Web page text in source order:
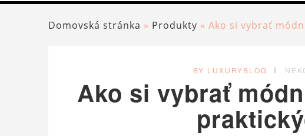
Domovská stránka » Produkty » Ako si vybrať
BY LUXURYBLOG
Ako si vybrať